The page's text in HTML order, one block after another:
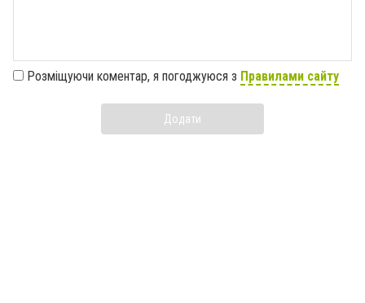
Розміщуючи коментар, я погоджуюся з Правилами сайту
Додати